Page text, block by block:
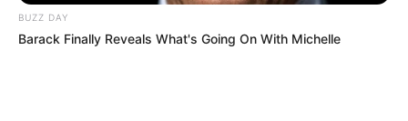
reflectiva.
COMPARTIR
BUZZ DAY
Barack Finally Reveals What's Going On With Michelle